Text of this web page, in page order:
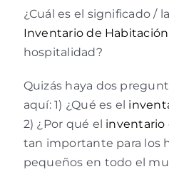
¿Cuál es el significado /
Inventario de Habitación
hospitalidad?
Quizás haya dos
aquí: 1) ¿Qué es el
2) ¿Por qué el inventario
tan importante para los
pequeños en todo el